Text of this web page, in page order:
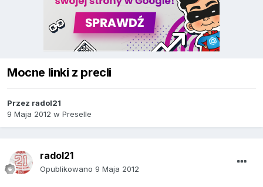
Mocne linki z precli
Przez radol21
9 Maja 2012 w Preselle
radol21
Opublikowano 9 Maja 2012